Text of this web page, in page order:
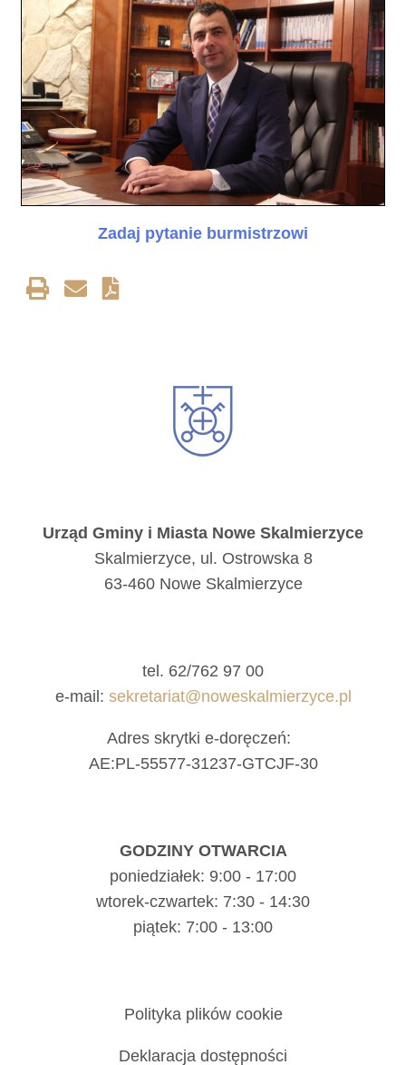
Zadaj pytanie burmistrzowi
Urząd Gminy i Miasta Nowe Skalmierzyce
Skalmierzyce, ul. Ostrowska 8
63-460 Nowe Skalmierzyce
tel. 62/762 97 00
e-mail: sekretariat@noweskalmierzyce.pl
Adres skrytki e-doręczeń:
AE:PL-55577-31237-GTCJF-30
GODZINY OTWARCIA
poniedziałek: 9:00 - 17:00
wtorek-czwartek: 7:30 - 14:30
piątek: 7:00 - 13:00
Polityka plików cookie
Deklaracja dostępności